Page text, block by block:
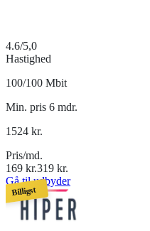
4.6/5,0
Hastighed
100/100 Mbit
Min. pris 6 mdr.
1524 kr.
Pris/md.
169 kr.319 kr.
Gå til udbyder
Billigst